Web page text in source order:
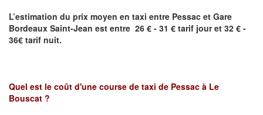
L’estimation du prix moyen en taxi entre Pessac et Gare
Bordeaux Saint-Jean est entre 26 € - 31 € tarif jour et 32 € -
36€ tarif nuit.
Quel est le coût d'une course de taxi de Pessac à Le
Bouscat ?